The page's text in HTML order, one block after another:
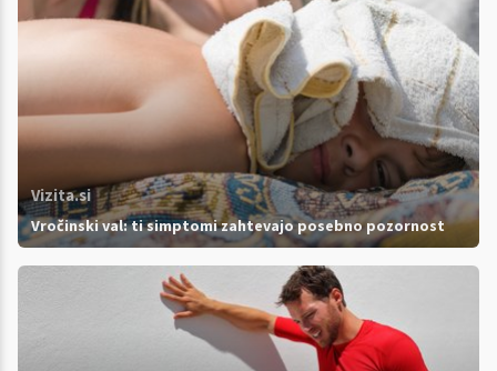
Vizita.si
Vročinski val: ti simptomi zahtevajo posebno pozornost